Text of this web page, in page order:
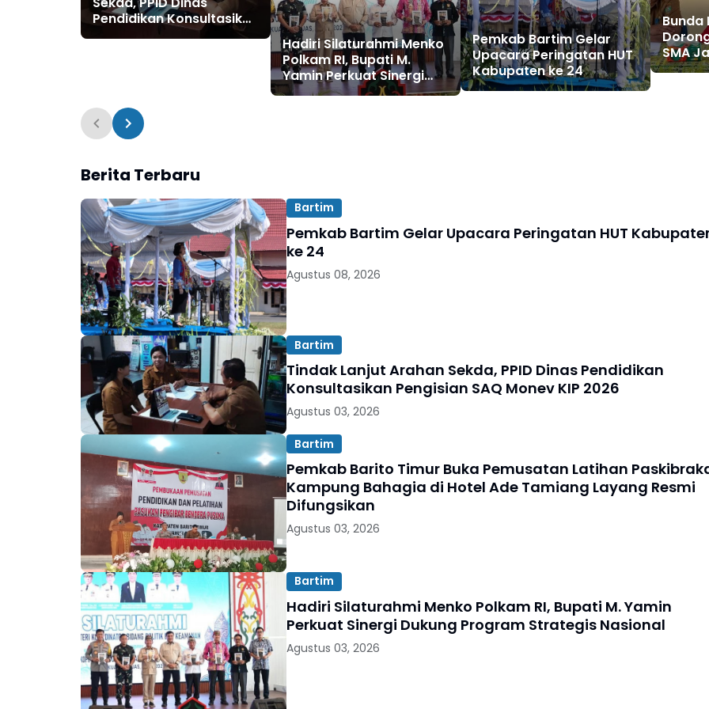
Pendidikan Konsultasikan
Pengisian SAQ Monev KIP
Hadiri Silaturahmi Menko
Polkam RI, Bupati M.
Yamin Perkuat Sinergi
Dukung Program
Pemkab Bartim Gelar
Upacara Peringatan HUT
Kabupaten ke 24
Bunda
SMA
dan
Berita Terbaru
Bartim
Pemkab Bartim Gelar Upacara Peringatan HUT
ke 24
Agustus 08, 2026
Bartim
Tindak Lanjut Arahan Sekda, PPID Dinas Pendidikan
Konsultasikan Pengisian SAQ Monev KIP 2026
Agustus 03, 2026
Bartim
Pemkab Barito Timur Buka Pemusatan Latihan
Kampung Bahagia di Hotel Ade Tamiang Layang Resmi
Difungsikan
Agustus 03, 2026
Bartim
Hadiri Silaturahmi Menko Polkam RI, Bupati M. Yamin
Perkuat Sinergi Dukung Program Strategis Nasional
Agustus 03, 2026